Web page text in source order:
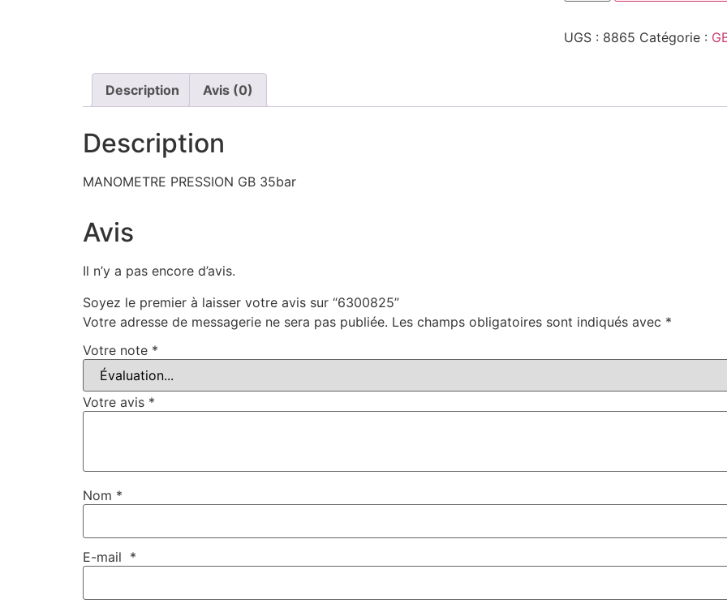
UGS : 8865 Catégorie :
Description Avis (0)
Description
MANOMETRE PRESSION GB 35bar
Avis
Il n’y a pas encore d’avis.
Soyez le premier à laisser votre avis sur “6300825”
Votre adresse de messagerie ne sera pas publiée. Les champs obligatoires sont indiqués avec *
Votre note *
Votre avis *
Nom *
E-mail *